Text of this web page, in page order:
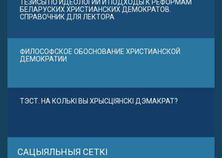
ТЕЗИСЫ ПО ИДЕОЛОГИИ И ПОДХОДЫ К РЕФОРМАМ
БЕЛАРУСКИХ ХРИСТИАНСКИХ ДЕМОКРАТОВ.
СПРАВОЧНИК ДЛЯ ЛЕКТОРА
ФИЛОСОФСКОЕ ОБОСНОВАНИЕ ХРИСТИАНСКОЙ
ДЕМОКРАТИИ
ТЭСТ. НА КОЛЬКІ ВЫ ХРЫСЦІЯНСКІ ДЭМАКРАТ?
САЦЫЯЛЬНЫЯ СЕТКІ